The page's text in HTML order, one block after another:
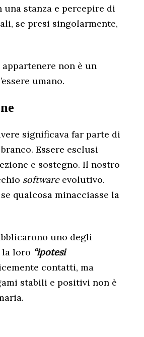
stanza e percepire di
se presi singolarmente,
non è un
umano.
significava far parte di
Essere esclusi
e sostegno. Il nostro
softwareevolutivo.
qualcosa minacciasse la
uno degli
loro “ipotesi
contatti, ma
stabili e positivi non è